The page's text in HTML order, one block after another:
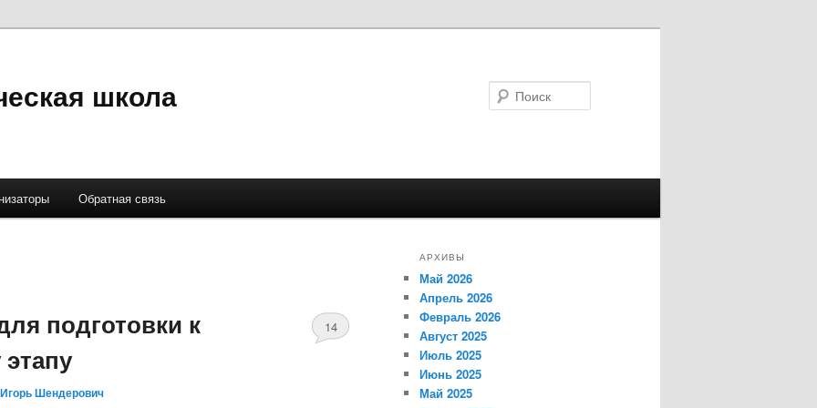
школа
Обратная связь
подготовки к
Игорь Шендерович
14
АРХИВЫ
Май 2026
Апрель 2026
Февраль 2026
Август 2025
Июль 2025
Июнь 2025
Май 2025